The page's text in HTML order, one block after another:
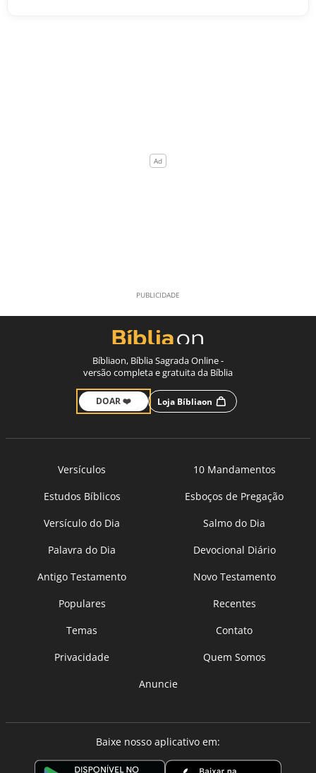
Bíbliaon, Bíblia Sagrada Online -
versão completa e gratuita da Bíblia
DOAR ❤️ Loja Bíbliaon
Versículos
10 Mandamentos
Estudos Bíblicos
Esboços de Pregação
Versículo do Dia
Salmo do Dia
Palavra do Dia
Devocional Diário
Antigo Testamento
Novo Testamento
Populares
Recentes
Temas
Contato
Privacidade
Quem Somos
Anuncie
Baixe nosso aplicativo em: